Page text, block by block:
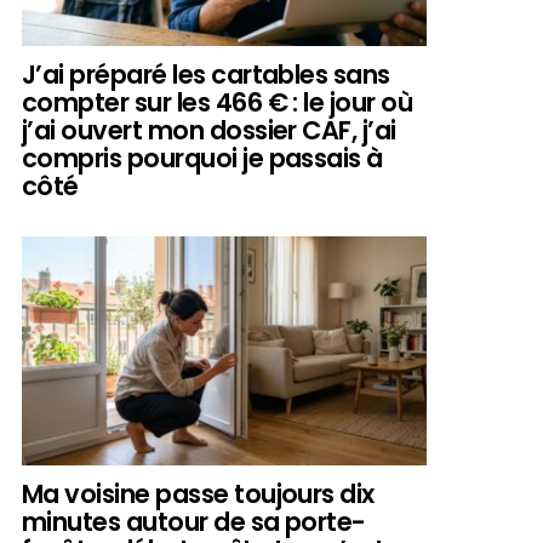
J’ai préparé les cartables sans
compter sur les 466 € : le jour où
j’ai ouvert mon dossier CAF, j’ai
compris pourquoi je passais à
côté
Ma voisine passe toujours dix
minutes autour de sa porte-